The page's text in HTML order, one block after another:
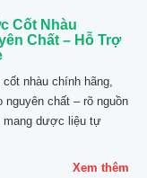
Cốt Nhàu
Chất – Hỗ Trợ
nhàu chính hãng,
chất – rõ nguồn
mang dược liệu tự
Xem thêm